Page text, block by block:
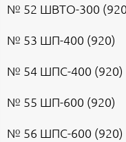
№ 52 ШВТО-300
№ 53 ШП-400 (920)
№ 54 ШПС-400 (920)
№ 55 ШП-600 (920)
№ 56 ШПС-600 (920)